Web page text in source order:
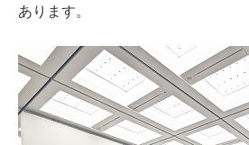
あります。